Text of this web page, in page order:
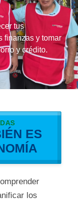
tus
finanzas y tomar
y crédito.
ES
los